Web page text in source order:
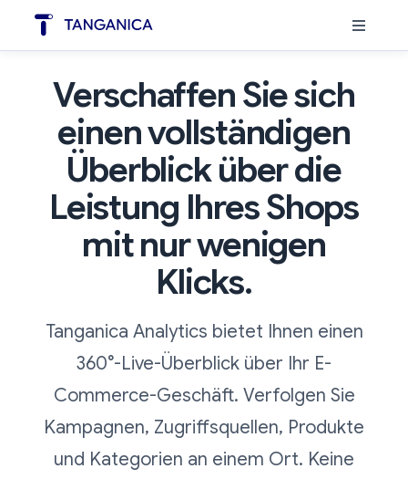
Verschaffen Sie sich
einen vollständigen
Überblick über die
Leistung Ihres Shops
mit nur wenigen
Klicks.
Tanganica Analytics bietet Ihnen einen
360°-Live-Überblick über Ihr E-
Commerce-Geschäft. Verfolgen Sie
Kampagnen, Zugriffsquellen, Produkte
und Kategorien an einem Ort. Keine